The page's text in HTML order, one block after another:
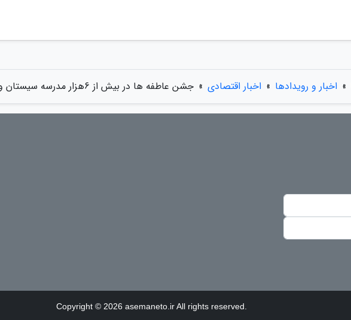
» اخبار و رویدادها » اخبار اقتصادی » جشن عاطفه ها در بیش از 6هزار مدرسه سیستان وبلوچستان برگزار می گردد
Copyright © 2026 asemaneto.ir All rights reserved.